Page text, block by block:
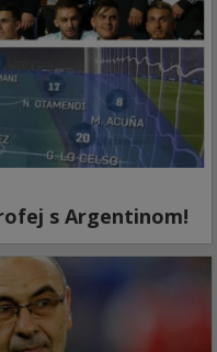
s Argentinom!